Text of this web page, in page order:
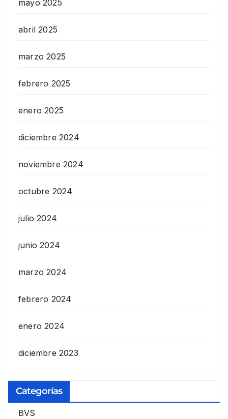
mayo 2025
abril 2025
marzo 2025
febrero 2025
enero 2025
diciembre 2024
noviembre 2024
octubre 2024
julio 2024
junio 2024
marzo 2024
febrero 2024
enero 2024
diciembre 2023
Categorías
BVS